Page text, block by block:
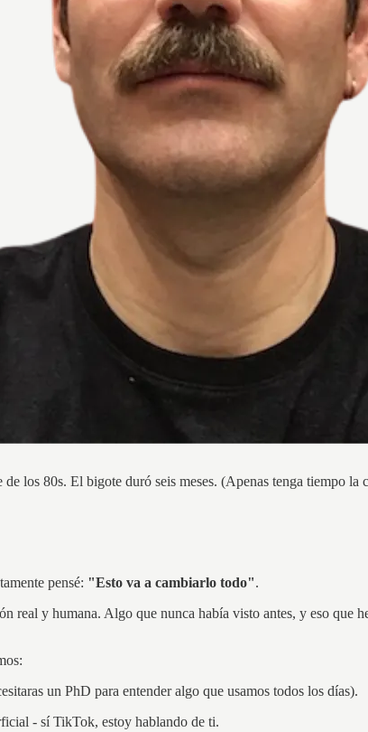
los 80s. El bigote duró seis meses. (Apenas tenga tiempo la
pensé: "Esto va a cambiarlo todo".
real y humana. Algo que nunca había visto antes, y eso que
un PhD para entender algo que usamos todos los días).
- sí TikTok, estoy hablando de ti.